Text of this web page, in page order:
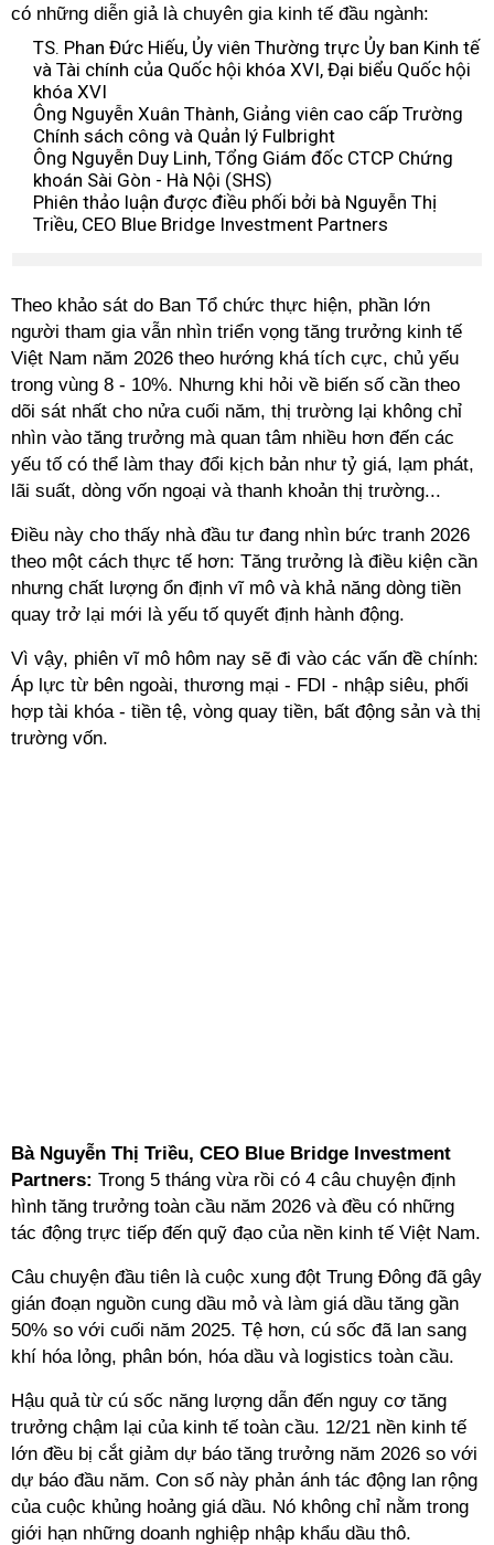
có những diễn giả là chuyên gia kinh tế đầu ngành:
TS. Phan Đức Hiếu, Ủy viên Thường trực Ủy ban Kinh tế
và Tài chính của Quốc hội khóa XVI, Đại biểu Quốc hội
khóa XVI
Ông Nguyễn Xuân Thành, Giảng viên cao cấp Trường
Chính sách công và Quản lý Fulbright
Ông Nguyễn Duy Linh, Tổng Giám đốc CTCP Chứng
khoán Sài Gòn - Hà Nội (SHS)
Phiên thảo luận được điều phối bởi bà Nguyễn Thị
Triều, CEO Blue Bridge Investment Partners
Theo khảo sát do Ban Tổ chức thực hiện, phần lớn
người tham gia vẫn nhìn triển vọng tăng trưởng kinh tế
Việt Nam năm 2026 theo hướng khá tích cực, chủ yếu
trong vùng 8 - 10%. Nhưng khi hỏi về biến số cần theo
dõi sát nhất cho nửa cuối năm, thị trường lại không chỉ
nhìn vào tăng trưởng mà quan tâm nhiều hơn đến các
yếu tố có thể làm thay đổi kịch bản như tỷ giá, lạm phát,
lãi suất, dòng vốn ngoại và thanh khoản thị trường...
Điều này cho thấy nhà đầu tư đang nhìn bức tranh 2026
theo một cách thực tế hơn: Tăng trưởng là điều kiện cần
nhưng chất lượng ổn định vĩ mô và khả năng dòng tiền
quay trở lại mới là yếu tố quyết định hành động.
Vì vậy, phiên vĩ mô hôm nay sẽ đi vào các vấn đề chính:
Áp lực từ bên ngoài, thương mại - FDI - nhập siêu, phối
hợp tài khóa - tiền tệ, vòng quay tiền, bất động sản và thị
trường vốn.
Bà Nguyễn Thị Triều, CEO Blue Bridge Investment
Partners: Trong 5 tháng vừa rồi có 4 câu chuyện định
hình tăng trưởng toàn cầu năm 2026 và đều có những
tác động trực tiếp đến quỹ đạo của nền kinh tế Việt Nam.
Câu chuyện đầu tiên là cuộc xung đột Trung Đông đã gây
gián đoạn nguồn cung dầu mỏ và làm giá dầu tăng gần
50% so với cuối năm 2025. Tệ hơn, cú sốc đã lan sang
khí hóa lỏng, phân bón, hóa dầu và logistics toàn cầu.
Hậu quả từ cú sốc năng lượng dẫn đến nguy cơ tăng
trưởng chậm lại của kinh tế toàn cầu. 12/21 nền kinh tế
lớn đều bị cắt giảm dự báo tăng trưởng năm 2026 so với
dự báo đầu năm. Con số này phản ánh tác động lan rộng
của cuộc khủng hoảng giá dầu. Nó không chỉ nằm trong
giới hạn những doanh nghiệp nhập khẩu dầu thô.